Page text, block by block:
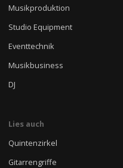
Musikproduktion
Studio Equipment
Eventtechnik
Musikbusiness
DJ
Lies auch
Quintenzirkel
Gitarrengriffe